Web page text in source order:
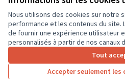
Nous utilisons des cookies sur notre
performance et les contenus du
de fournir une expérience utilisateur
personnalisés à partir de nos canaux
Tout
Accepter seulement les
Conditions d'utilisation
Paramètres des cookies
CD37 sur X
(Lien externe)
CD37 sur Facebook
CD37 sur Instagram
CD37 sur YouTube
(Lien externe)